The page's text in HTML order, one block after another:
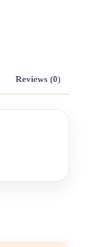
Reviews (0)